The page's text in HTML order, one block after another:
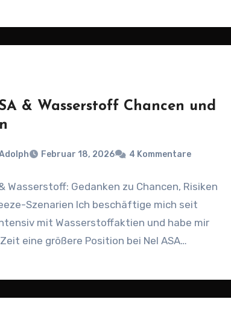
& Wasserstoff Chancen und
Februar 18, 2026 4 Kommentare
Wasserstoff: Gedanken zu Chancen, Risiken
Szenarien Ich beschäftige mich seit
mit Wasserstoffaktien und habe mir
eine größere Position bei Nel ASA…